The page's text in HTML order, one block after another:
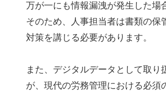
万が一にも情報漏洩が発生した場
そのため、人事担当者は書類の
対策を講じる必要があります。
また、デジタルデータとして取
が、現代の労務管理における必須